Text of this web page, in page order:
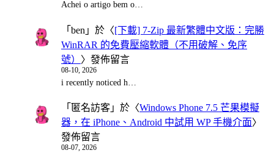
Achei o artigo bem o…
「 ben 」於〈[下載] 7-Zip 最新繁體中文版：完勝
WinRAR 的免費壓縮軟體（不用破解、免序
號） 〉發佈留言
08-10, 2026
i recently noticed h…
「 匿名訪客 」於〈Windows Phone 7.5 芒果模擬
器，在 iPhone、Android 中試用 WP 手機介面〉
發佈留言
08-07, 2026